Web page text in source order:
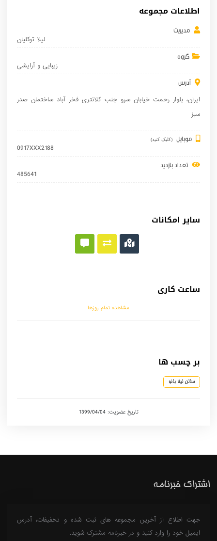
اطلاعات مجموعه
مدیریت
لیلا توکلیان
گروه
زیبایی و آرایشی
آدرس
ایران، بلوار رحمت خیابان سرو جنب کلانتری فخر آباد ساختمان صدر
سبز
موبایل (کلیک کنید)
0917XXX2188
تعداد بازدید
485641
سایر امکانات
ساعت کاری
مشاهده تمام روزها
بر چسب ها
سالن لیلا بانو
تاریخ عضویت: 1399/04/04
اشتراک خبرنامه
جهت اطلاع از آخرین مجموعه های ثبت شده و تخفیفات، آدرس
ایمیل خود را وارد کنید و در خبرنامه مشترک شوید.